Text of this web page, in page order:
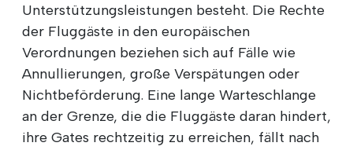
Unterstützungsleistungen besteht. Die Rechte
der Fluggäste in den europäischen
Verordnungen beziehen sich auf Fälle wie
Annullierungen, große Verspätungen oder
Nichtbeförderung. Eine lange Warteschlange
an der Grenze, die die Fluggäste daran hindert,
ihre Gates rechtzeitig zu erreichen, fällt nach